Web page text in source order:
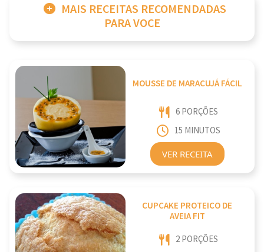
MAIS RECEITAS RECOMENDADAS
PARA VOCE
MOUSSE DE MARACUJÁ FÁCIL
6 PORÇÕES
15 MINUTOS
VER RECEITA
CUPCAKE PROTEICO DE
AVEIA FIT
2 PORÇÕES